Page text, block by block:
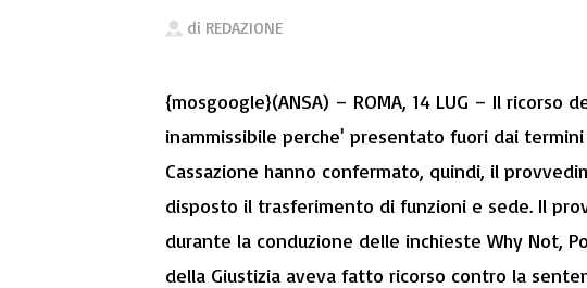
di REDAZIONE
{mosgoogle}(ANSA) – ROMA, 14 LUG – Il ricorso
inammissibile perche' presentato fuori dai
Cassazione hanno confermato, quindi, il
disposto il trasferimento di funzioni e sede. Il
durante la conduzione delle inchieste Why Not,
della Giustizia aveva fatto ricorso contro la